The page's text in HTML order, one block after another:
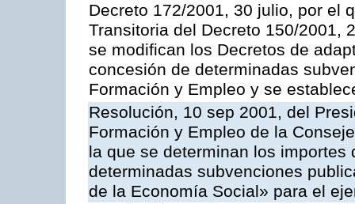
Decreto 172/2001, 30 julio, por el
Transitoria del Decreto 150/2001,
se modifican los Decretos de
concesión de determinadas
Formación y Empleo y se
Resolución, 10 sep 2001, del
Formación y Empleo de la
la que se determinan los
determinadas subvenciones
de la Economía Social» para el